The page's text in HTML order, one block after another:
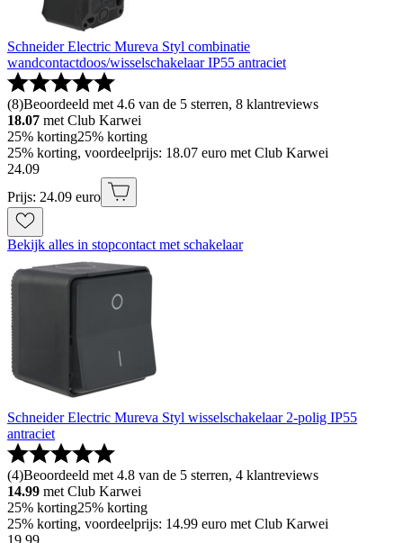
Schneider Electric Mureva Styl combinatie
wandcontactdoos/wisselschakelaar IP55 antraciet
(8)Beoordeeld met 4.6 van de 5 sterren, 8 klantreviews
18.07 met Club Karwei
25% korting25% korting
25% korting, voordeelprijs: 18.07 euro met Club Karwei
24.09
Prijs: 24.09 euro
Bekijk alles in stopcontact met schakelaar
Schneider Electric Mureva Styl wisselschakelaar 2-polig IP55
antraciet
(4)Beoordeeld met 4.8 van de 5 sterren, 4 klantreviews
14.99 met Club Karwei
25% korting25% korting
25% korting, voordeelprijs: 14.99 euro met Club Karwei
19.99